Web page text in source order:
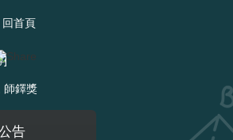
回首頁
師鐸獎
告